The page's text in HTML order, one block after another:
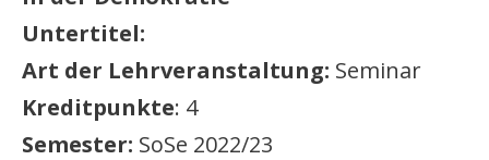
Untertitel:
Art der Lehrveranstaltung: Seminar
Kreditpunkte: 4
Semester: SoSe 2022/23